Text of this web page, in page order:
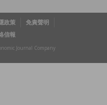
政策
免責聲明
信報
Journal Company